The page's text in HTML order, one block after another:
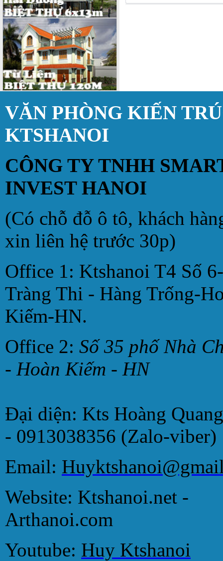
VĂN PHÒNG KIẾN
KTSHANOI
CÔNG TY TNHH
INVEST HANOI
(Có chỗ đỗ ô tô, khách
xin liên hệ trước 30p)
Office 1: Ktshanoi T4 Số
Tràng Thi - Hàng Trống-
Kiếm-HN.
Office 2: Số 35 phố Nhà
- Hoàn Kiếm - HN
Đại diện: Kts Hoàng
- 0913038356 (Zalo-viber)
Email:
Website: Ktshanoi.net -
Arthanoi.com
Youtube: Huy Ktshanoi